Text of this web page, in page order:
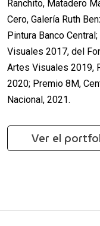
Ranchito, Matadero
Cero, Galería Ruth
Pintura Banco
Visuales 2017, del
Artes Visuales 2019,
2020; Premio 8M,
Nacional, 2021.
Ver el